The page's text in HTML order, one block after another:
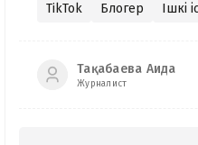
TikTok Блогер Ішкі
Тақабаева Аида
Журналист